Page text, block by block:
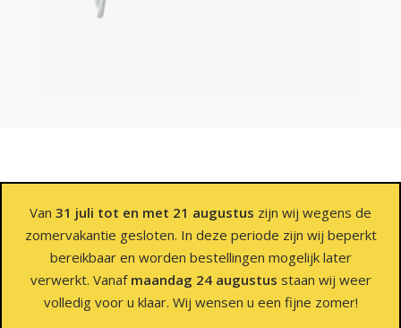
Van 31 juli tot en met 21 augustus zijn wij wegens de
zomervakantie gesloten. In deze periode zijn wij beperkt
bereikbaar en worden bestellingen mogelijk later
verwerkt. Vanaf maandag 24 augustus staan wij weer
volledig voor u klaar. Wij wensen u een fijne zomer!